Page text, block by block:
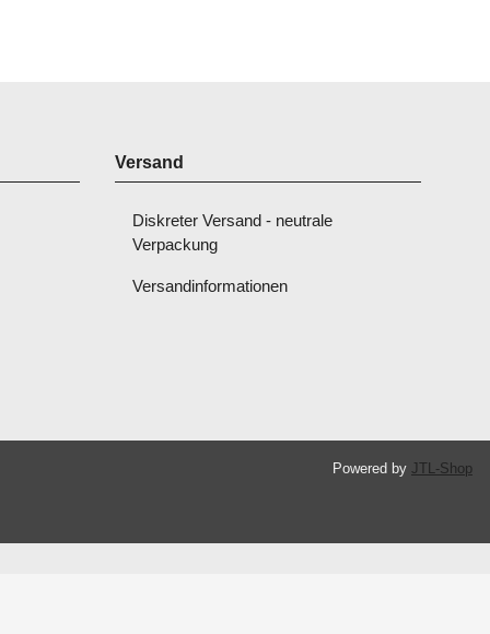
Versand
Diskreter Versand - neutrale
Verpackung
Versandinformationen
Powered by JTL-Shop